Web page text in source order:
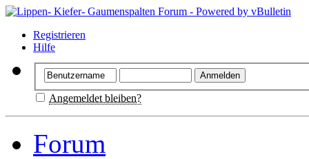
Registrieren
Hilfe
Angemeldet bleiben?
Forum